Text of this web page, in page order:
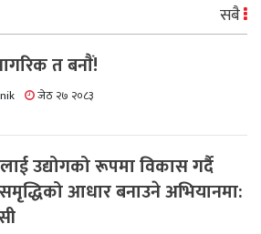
सबै
त बनाैं!
जेठ २७ २०८३
उद्योगको रूपमा विकास गर्दै
आधार बनाउने अभियानमा: